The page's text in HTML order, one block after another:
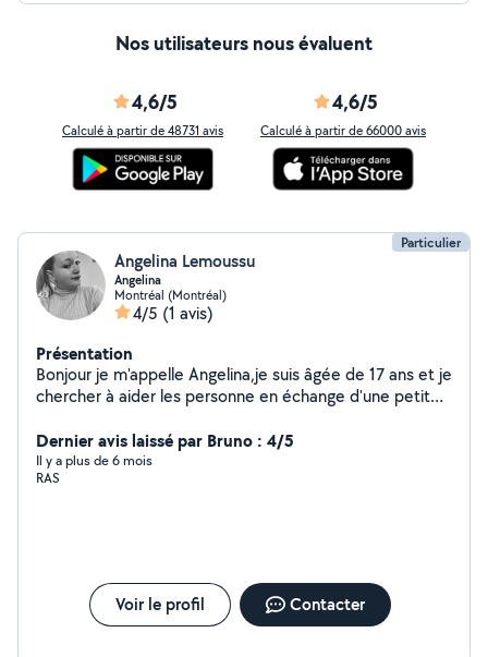
Nos utilisateurs nous évaluent
4,6/5
Calculé à partir de 48731 avis
4,6/5
Calculé à partir de 66000 avis
Particulier
Angelina Lemoussu
Angelina
Montréal (Montréal)
4/5 (1 avis)
Présentation
Bonjour je m'appelle Angelina,je suis âgée de 17 ans et je
chercher à aider les personne en échange d'une petite
Dernier avis laissé par Bruno : 4/5
Il y a plus de 6 mois
RAS
Voir le profil Contacter